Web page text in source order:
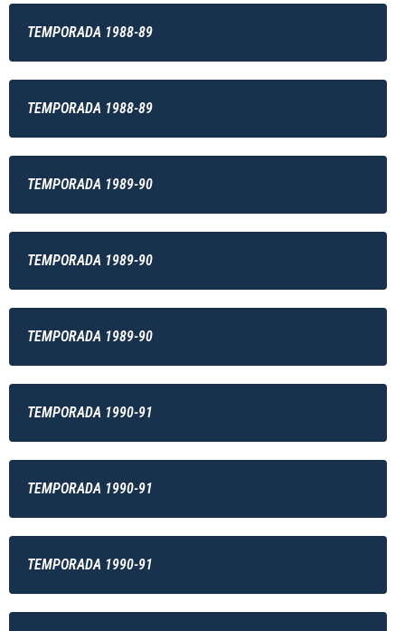
TEMPORADA 1988-89
TEMPORADA 1988-89
TEMPORADA 1989-90
TEMPORADA 1989-90
TEMPORADA 1989-90
TEMPORADA 1990-91
TEMPORADA 1990-91
TEMPORADA 1990-91